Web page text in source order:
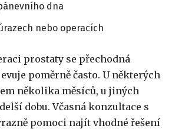
dna
nebo operacích
prostaty se přechodná
poměrně často. U některých
několika měsíců, u jiných
dobu. Včasná konzultace s
pomoci najít vhodné řešení